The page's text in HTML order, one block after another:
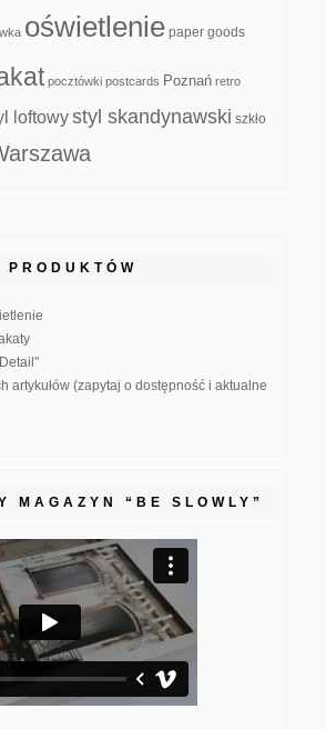
oświetlenie paper goods
pocztówki postcards Poznań retro
loftowystyl skandynawski szkło
PRODUKTÓW
artykułów (zapytaj o dostępność i aktualne
MAGAZYN “BE SLOWLY”